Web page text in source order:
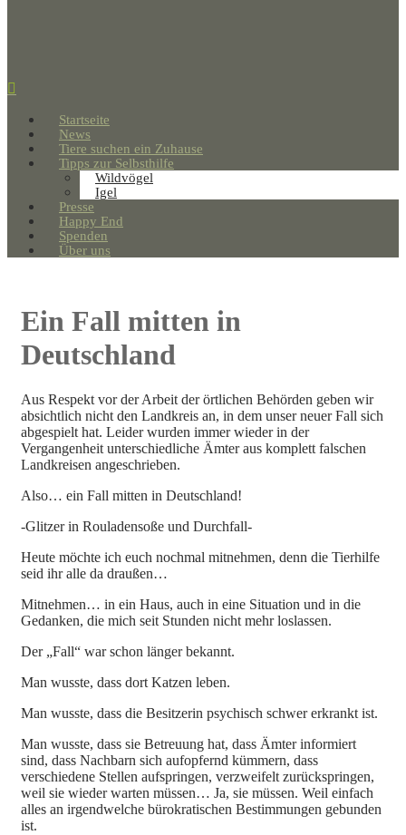
Startseite
News
Tiere suchen ein Zuhause
Tipps zur Selbsthilfe
Wildvögel
Igel
Presse
Happy End
Spenden
Über uns
Ein Fall mitten in
Deutschland
Aus Respekt vor der Arbeit der örtlichen Behörden geben wir
absichtlich nicht den Landkreis an, in dem unser neuer Fall sich
abgespielt hat. Leider wurden immer wiederin der
Vergangenheit unterschiedliche Ämter aus komplett falschen
Landkreisen angeschrieben.
Also… ein Fall mitten in Deutschland!
-Glitzer in Rouladensoße und Durchfall-
Heute möchte ich euch nochmal mitnehmen, denn die Tierhilfe
seid ihr alle da draußen…
Mitnehmen… in ein Haus, auch in eine Situation und in die
Gedanken, die mich seit Stunden nicht mehr loslassen.
Der „Fall“ war schon länger bekannt.
Man wusste, dass dort Katzen leben.
Man wusste, dass die Besitzerin psychisch schwer erkrankt ist.
Man wusste, dass sie Betreuung hat, dass Ämter informiert
sind, dass Nachbarn sich aufopfernd kümmern, dass
verschiedene Stellen aufspringen, verzweifelt zurückspringen,
weil sie wieder warten müssen… Ja, sie müssen. Weil einfach
alles an irgendwelche bürokratischen Bestimmungen gebunden
ist.